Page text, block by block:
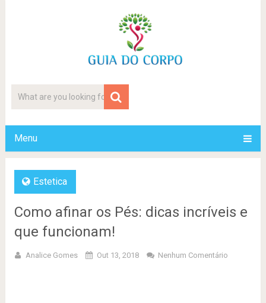
Menu
Estetica
Como afinar os Pés: dicas incríveis e
que funcionam!
Analice Gomes Out 13, 2018 Nenhum Comentário